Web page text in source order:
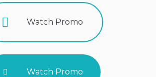
Watch Promo
Watch Promo